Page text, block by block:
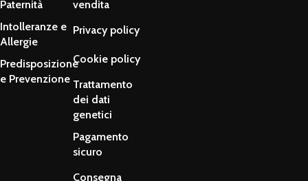
Paternità
Intolleranze e
Allergie
Predisposizione
e Prevenzione
vendita
Privacy policy
Cookie policy
Trattamento
dei dati
genetici
Pagamento
sicuro
Consegna